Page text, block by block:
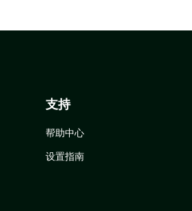
支持
帮助中心
设置指南